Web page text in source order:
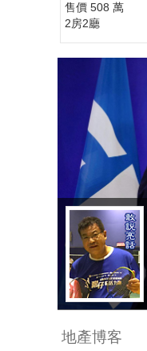
售價 508 萬
2房2廳
地產博客